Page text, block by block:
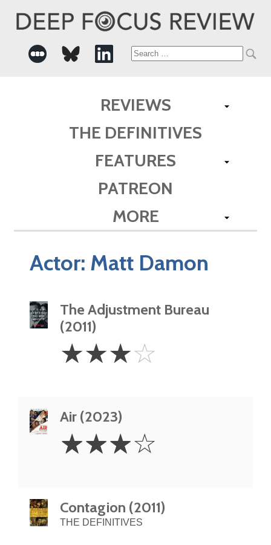
Search
REVIEWS
THE DEFINITIVES
FEATURES
PATREON
MORE
Actor: Matt Damon
The Adjustment Bureau
(2011)
Stars
☆☆☆☆
Air (2023)
Stars
☆☆☆☆
Contagion (2011)
THE DEFINITIVES